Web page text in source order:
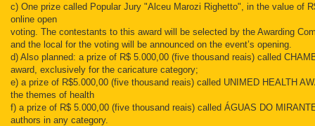
c) One prize called Popular Jury "Alceu Marozi Righetto", in the value of
online open
voting. The contestants to this award will be selected by the Awarding
and the local for the voting will be announced on the event’s opening.
d) Also planned: a prize of R$ 5.000,00 (five thousand reais) called
award, exclusively for the caricature category;
e) a prize of R$5.000,00 (five thousand reais) called UNIMED HEALTH
the themes of health
f) a prize of R$ 5.000,00 (five thousand reais) called ÁGUAS DO
authors in any category.